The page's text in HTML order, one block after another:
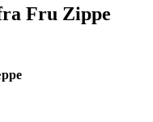
Fru Zippe